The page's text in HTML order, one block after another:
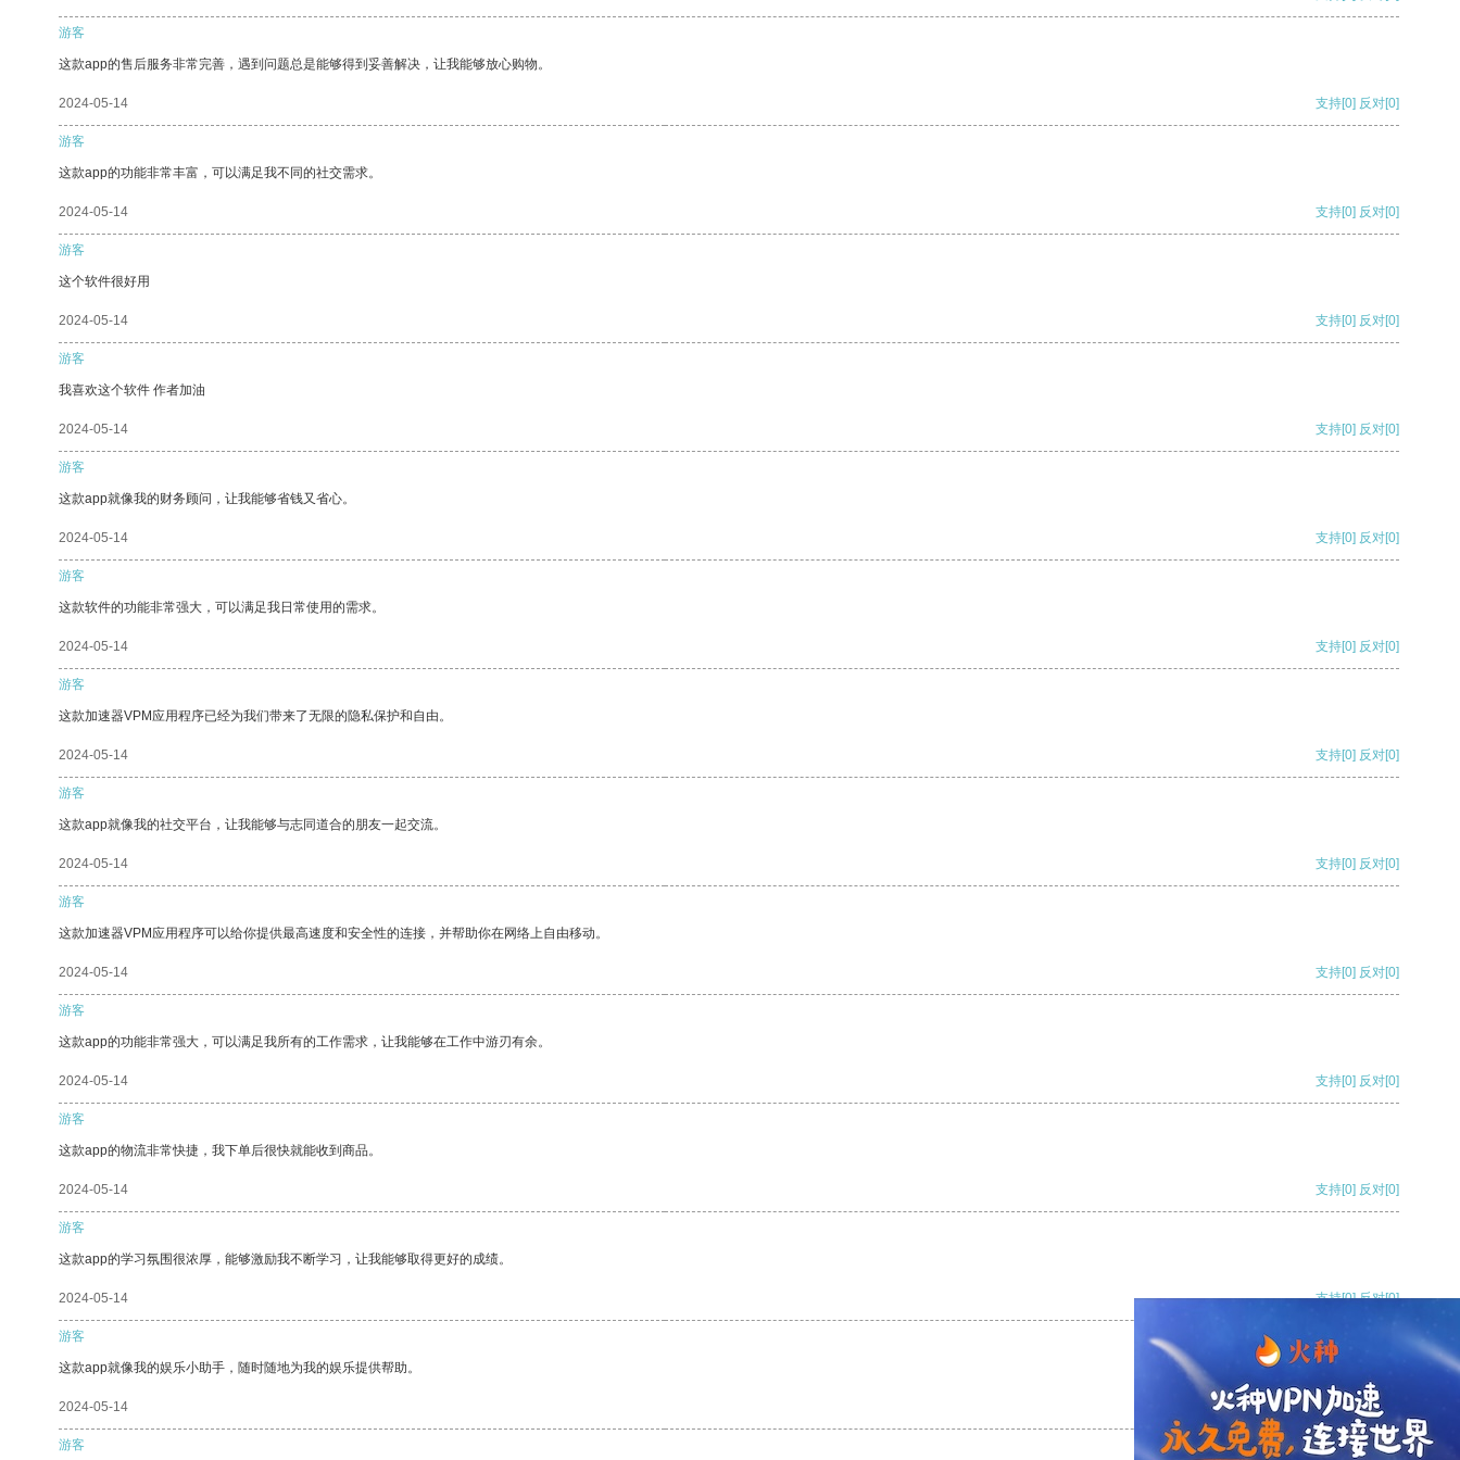
游客
这款app的售后服务非常完善，遇到问题总是能够得到妥善解决，让我能够放心购物。
2024-05-14 支持[0] 反对[0]
游客
这款app的功能非常丰富，可以满足我不同的社交需求。
2024-05-14 支持[0] 反对[0]
游客
这个软件很好用
2024-05-14 支持[0] 反对[0]
游客
我喜欢这个软件 作者加油
2024-05-14 支持[0] 反对[0]
游客
这款app就像我的财务顾问，让我能够省钱又省心。
2024-05-14 支持[0] 反对[0]
游客
这款软件的功能非常强大，可以满足我日常使用的需求。
2024-05-14 支持[0] 反对[0]
游客
这款加速器VPM应用程序已经为我们带来了无限的隐私保护和自由。
2024-05-14 支持[0] 反对[0]
游客
这款app就像我的社交平台，让我能够与志同道合的朋友一起交流。
2024-05-14 支持[0] 反对[0]
游客
这款加速器VPM应用程序可以给你提供最高速度和安全性的连接，并帮助你在网络上自由移动。
2024-05-14 支持[0] 反对[0]
游客
这款app的功能非常强大，可以满足我所有的工作需求，让我能够在工作中游刃有余。
2024-05-14 支持[0] 反对[0]
游客
这款app的物流非常快捷，我下单后很快就能收到商品。
2024-05-14 支持[0] 反对[0]
游客
这款app的学习氛围很浓厚，能够激励我不断学习，让我能够取得更好的成绩。
2024-05-14 支持[0] 反对[0]
游客
这款app就像我的娱乐小助手，随时随地为我的娱乐提供帮助。
2024-05-14 支持[0] 反对
游客